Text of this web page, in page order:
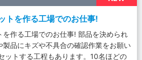
トを作る工場でのお仕事!
作る工場でのお仕事! 部品を決められ
製品にキズや不具合の確認作業をお願い
ットする工程もあります。10名ほどの